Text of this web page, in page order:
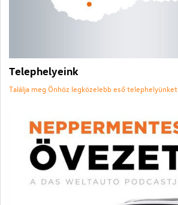
Telephelyeink
Találja meg Önhöz legközelebb eső telephelyünket.